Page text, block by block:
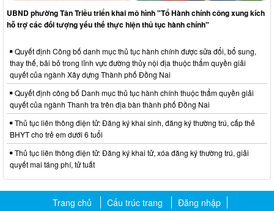
UBND phường Tân Triều triển khai mô hình "Tổ Hành chính công xung kích
hỗ trợ các đối tượng yếu thế thực hiện thủ tục hành chính"
Quyết định Công bố danh mục thủ tục hành chính được sửa đổi, bổ sung,
thay thế, bãi bỏ trong lĩnh vực đường thủy nội địa thuộc thẩm quyền giải
quyết của ngành Xây dựng Thành phố Đồng Nai
Quyết định công bố Danh mục thủ tục hành chính thuộc thẩm quyền giải
quyết của ngành Thanh tra trên địa bàn thành phố Đồng Nai
Thủ tục liên thông điện tử: Đăng ký khai sinh, đăng ký thường trú, cấp thẻ
BHYT cho trẻ em dưới 6 tuổi
Thủ tục liên thông điện tử: Đăng ký khai tử, xóa đăng ký thường trú, giải
quyết mai táng phí, tử tuất
Trang chủ Cấu trúc trang Đăng nhập